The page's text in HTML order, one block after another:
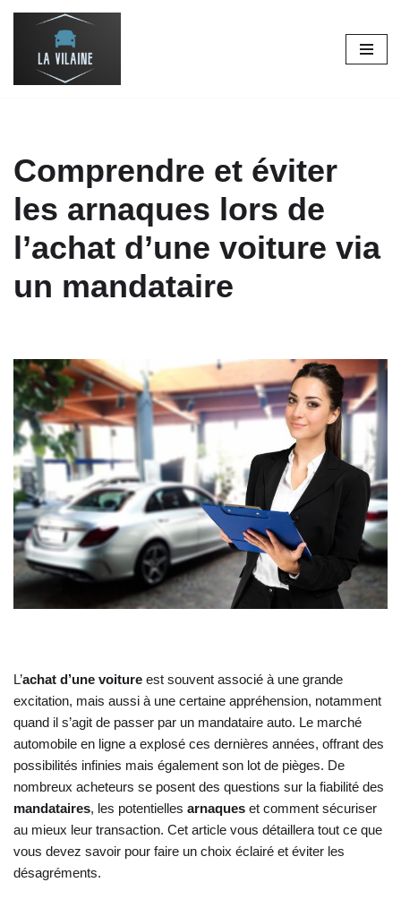
Comprendre et éviter
les arnaques lors de
l’achat d’une voiture via
un mandataire
L’achat d’une voiture est souvent associé à une grande
excitation, mais aussi à une certaine appréhension, notamment
quand il s’agit de passer par un mandataire auto. Le marché
automobile en ligne a explosé ces dernières années, offrant des
possibilités infinies mais également son lot de pièges. De
nombreux acheteurs se posent des questions sur la fiabilité des
mandataires, les potentielles arnaques et comment sécuriser
au mieux leur transaction. Cet article vous détaillera tout ce que
vous devez savoir pour faire un choix éclairé et éviter les
désagréments.